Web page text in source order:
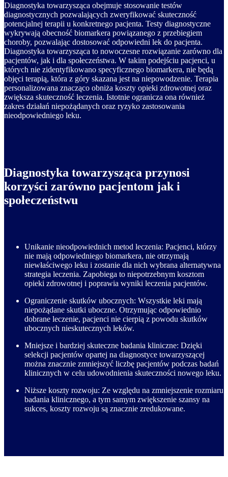
Diagnostyka towarzysząca obejmuje stosowanie testów
diagnostycznych pozwalających zweryfikować skuteczność
potencjalnej terapii u konkretnego pacjenta. Testy diagnostyczne
wykrywają obecność biomarkera powiązanego z przebiegiem
choroby, pozwalając dostosować odpowiedni lek do pacjenta.
Diagnostyka towarzysząca to nowoczesne rozwiązanie zarówno dla
pacjentów, jak i dla społeczeństwa. W takim podejściu pacjenci, u
których nie zidentyfikowano specyficznego biomarkera, nie będą
objęci terapią, która z góry skazana jest na niepowodzenie. Terapia
personalizowana znacząco obniża koszty opieki zdrowotnej oraz
zwiększa skuteczność leczenia. Istotnie ogranicza ona również
zakres działań niepożądanych oraz ryzyko zastosowania
nieodpowiedniego leku.
Diagnostyka towarzysząca przynosi
korzyści zarówno pacjentom jak i
społeczeństwu
Unikanie nieodpowiednich metod leczenia: Pacjenci, którzy
nie mają odpowiedniego biomarkera, nie otrzymają
niewłaściwego leku i zostanie dla nich wybrana alternatywna
strategia leczenia. Zapobiega to niepotrzebnym kosztom
opieki zdrowotnej i poprawia wyniki leczenia pacjentów.
Ograniczenie skutków ubocznych: Wszystkie leki mają
niepożądane skutki uboczne. Otrzymując odpowiednio
dobrane leczenie, pacjenci nie cierpią z powodu skutków
ubocznych nieskutecznych leków.
Mniejsze i bardziej skuteczne badania kliniczne: Dzięki
selekcji pacjentów opartej na diagnostyce towarzyszącej
można znacznie zmniejszyć liczbę pacjentów podczas badań
klinicznych w celu udowodnienia skuteczności nowego leku.
Niższe koszty rozwoju: Ze względu na zmniejszenie rozmiaru
badania klinicznego, a tym samym zwiększenie szansy na
sukces, koszty rozwoju są znacznie zredukowane.